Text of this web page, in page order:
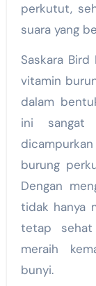
perkutut,
suara yang
Saskara Bird
vitamin
dalam
ini sangat
burung
Dengan
tidak hanya
tetap
meraih
bunyi.